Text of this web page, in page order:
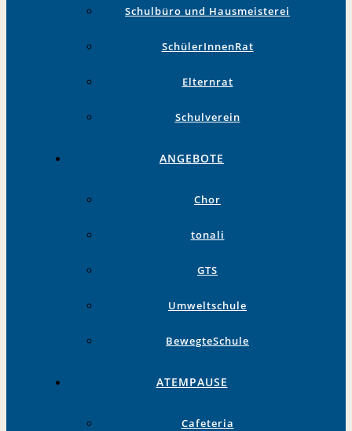
Schulbüro und Hausmeisterei
SchülerInnenRat
Elternrat
Schulverein
ANGEBOTE
Chor
tonali
GTS
Umweltschule
BewegteSchule
ATEMPAUSE
Cafeteria